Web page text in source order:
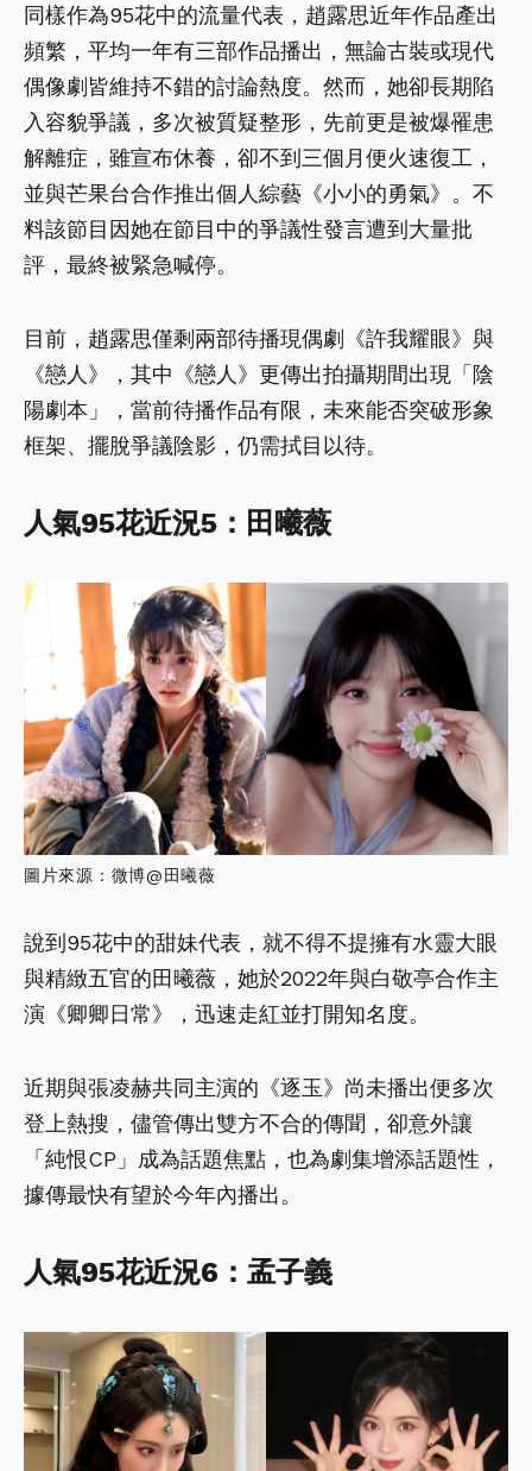
同樣作為95花中的流量代表，趙露思近年作品產出
頻繁，平均一年有三部作品播出，無論古裝或現代
偶像劇皆維持不錯的討論熱度。然而，她卻長期陷
入容貌爭議，多次被質疑整形，先前更是被爆罹患
解離症，雖宣布休養，卻不到三個月便火速復工，
並與芒果台合作推出個人綜藝《小小的勇氣》。不
料該節目因她在節目中的爭議性發言遭到大量批
評，最終被緊急喊停。
目前，趙露思僅剩兩部待播現偶劇《許我耀眼》與
《戀人》，其中《戀人》更傳出拍攝期間出現「陰
陽劇本」，當前待播作品有限，未來能否突破形象
框架、擺脫爭議陰影，仍需拭目以待。
人氣95花近況5 ：田曦薇
圖片來源：微博@田曦薇
說到95花中的甜妹代表，就不得不提擁有水靈大眼
與精緻五官的田曦薇，她於2022年與白敬亭合作主
演《卿卿日常》，迅速走紅並打開知名度。
近期與張凌赫共同主演的《逐玉》尚未播出便多次
登上熱搜，儘管傳出雙方不合的傳聞，卻意外讓
「純恨CP」成為話題焦點，也為劇集增添話題性，
據傳最快有望於今年內播出。
人氣95花近況6 ：孟子義